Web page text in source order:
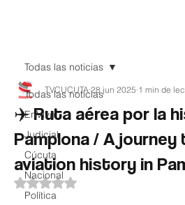
Todas las noticias
EnVivo
Judicial
Cúcuta
Nacional
Política
Todas las noticias
✈️ Ruta aérea por la
Pamplona / A journey
aviation history in
TVCUCUTA 28 jun 2025 1 min de
Obtuvo NaN de 5 estrellas.